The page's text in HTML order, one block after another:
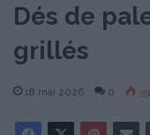
Dés de
grillés
18 mai 2026 0